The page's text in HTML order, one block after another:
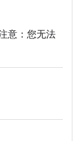
意：您无法